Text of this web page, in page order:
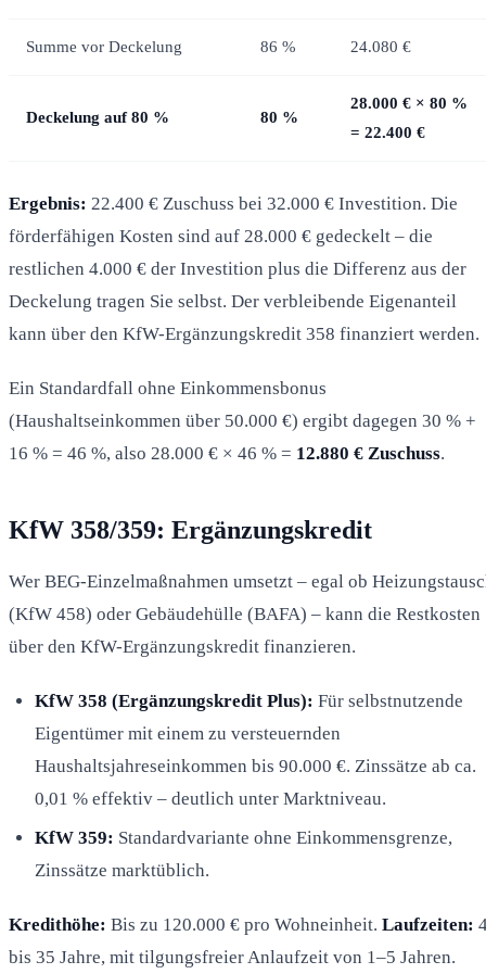
Summe vor Deckelung 86 % 24.080 €
Deckelung auf 80 % 80 %
28.000 € × 80 %
= 22.400 €
Ergebnis: 22.400 € Zuschuss bei 32.000 € Investition. Die
förderfähigen Kosten sind auf 28.000 € gedeckelt – die
restlichen 4.000 € der Investition plus die Differenz aus der
Deckelung tragen Sie selbst. Der verbleibende Eigenanteil
kann über den KfW-Ergänzungskredit 358 finanziert werden.
Ein Standardfall ohne Einkommensbonus
(Haushaltseinkommen über 50.000 €) ergibt dagegen 30 % +
16 % = 46 %, also 28.000 € × 46 % = 12.880 € Zuschuss.
KfW 358/359: Ergänzungskredit
Wer BEG-Einzelmaßnahmen umsetzt – egal ob
(KfW 458) oder Gebäudehülle (BAFA) – kann die Restkosten
über den KfW-Ergänzungskredit finanzieren.
KfW 358 (Ergänzungskredit Plus): Für selbstnutzende
Eigentümer mit einem zu versteuernden
Haushaltsjahreseinkommen bis 90.000 €. Zinssätze ab ca.
0,01 % effektiv – deutlich unter Marktniveau.
KfW 359: Standardvariante ohne Einkommensgrenze,
Zinssätze marktüblich.
Kredithöhe: Bis zu 120.000 € pro Wohneinheit. Laufzeiten:
bis 35 Jahre, mit tilgungsfreier Anlaufzeit von 1–5 Jahren.